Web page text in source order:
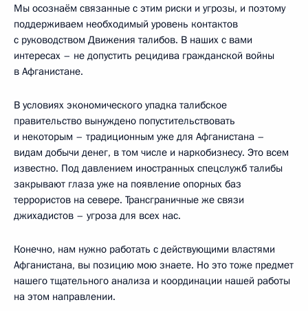
Мы осознаём связанные с этим риски и угрозы, и поэтому
поддерживаем необходимый уровень контактов
с руководством Движения талибов. В наших с вами
интересах – не допустить рецидива гражданской войны
в Афганистане.
В условиях экономического упадка талибское
правительство вынуждено попустительствовать
и некоторым – традиционным уже для Афганистана –
видам добычи денег, в том числе и наркобизнесу. Это всем
известно. Под давлением иностранных спецслужб талибы
закрывают глаза уже на появление опорных баз
террористов на севере. Трансграничные же связи
джихадистов – угроза для всех нас.
Конечно, нам нужно работать с действующими властями
Афганистана, вы позицию мою знаете. Но это тоже предмет
нашего тщательного анализа и координации нашей работы
на этом направлении.